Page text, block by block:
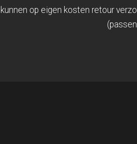
op eigen kosten retour